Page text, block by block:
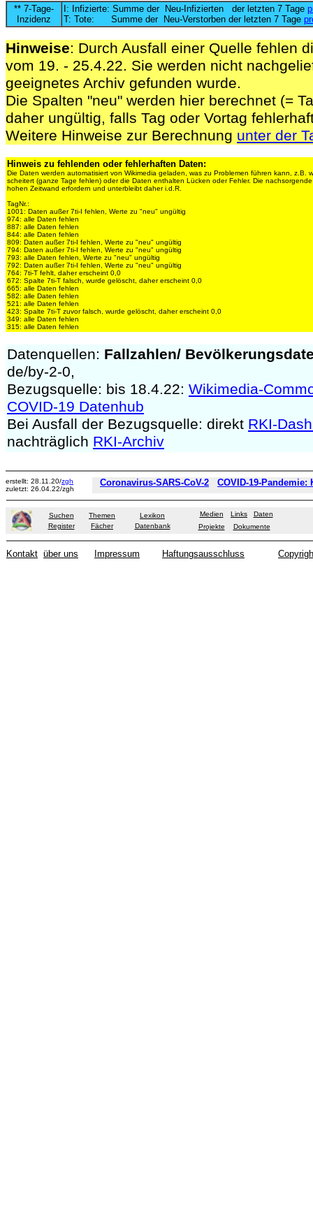
** 7-Tage-
Inzidenz
I: Infizierte: Summe der Neu-Infizierten der letzten 7 Tage
T: Tote: Summe der Neu-Verstorben der letzten 7 Tage
Hinweise: Durch Ausfall einer Quelle fehlen
vom 19. - 25.4.22. Sie werden nicht
geeignetes Archiv gefunden wurde.
Die Spalten "neu" werden hier berechnet (=
daher ungültig, falls Tag oder Vortag
Weitere Hinweise zur Berechnung unter der
Hinweis zu fehlenden oder fehlerhaften Daten:
Die Daten werden automatisiert von Wikimedia geladen, was zu Problemen führen kann, z.B.
scheitert (ganze Tage fehlen) oder die Daten enthalten Lücken oder Fehler. Die
hohen Zeitwand erfordern und unterbleibt daher i.d.R.
TagNr.:
1001: Daten außer 7ti-I fehlen, Werte zu "neu" ungültig
974: alle Daten fehlen
887: alle Daten fehlen
844: alle Daten fehlen
809: Daten außer 7ti-I fehlen, Werte zu "neu" ungültig
794: Daten außer 7ti-I fehlen, Werte zu "neu" ungültig
793: alle Daten fehlen, Werte zu "neu" ungültig
792: Daten außer 7ti-I fehlen, Werte zu "neu" ungültig
764: 7ti-T fehlt, daher erscheint 0,0
672: Spalte 7ti-T falsch, wurde gelöscht, daher erscheint 0,0
665: alle Daten fehlen
582: alle Daten fehlen
521: alle Daten fehlen
423: Spalte 7ti-T zuvor falsch, wurde gelöscht, daher erscheint 0,0
349: alle Daten fehlen
315: alle Daten fehlen
Datenquellen: Fallzahlen/
de/by-2-0,
Bezugsquelle: bis 18.4.22: Wikimedia-
COVID-19 Datenhub
Bei Ausfall der Bezugsquelle: direkt RKI-
nachträglich RKI-Archiv
erstellt: 28.11.20/zgh
zuletzt: 26.04.22/zgh
Coronavirus-SARS-CoV-2 COVID-19-
Suchen Themen
Lexikon
Register
Fächer Datenbank
Medien Links
Daten
Projekte
Dokumente
Kontakt über uns Impressum Haftungsausschluss